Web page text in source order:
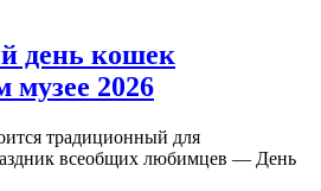
день кошек
музее 2026
традиционный для
всеобщих любимцев — День